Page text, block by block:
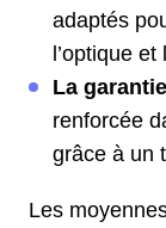
adaptés
l’optique
La
renforcée
grâce à un
Les